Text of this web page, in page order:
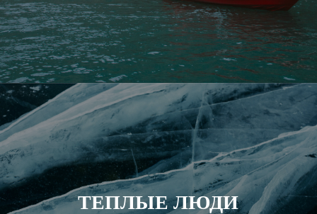
ТЕПЛЫЕ ЛЮДИ